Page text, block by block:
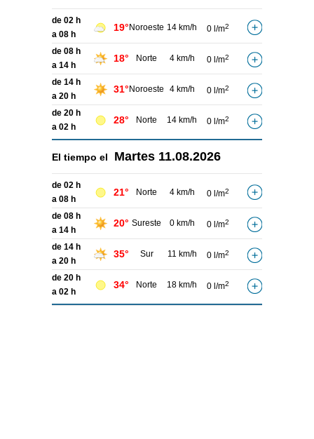
de 02 h
a 08 h
19° Noroeste 14 km/h 0 l/m2
de 08 h
a 14 h
18° Norte 4 km/h 0 l/m2
de 14 h
a 20 h
31° Noroeste 4 km/h 0 l/m2
de 20 h
a 02 h
28° Norte 14 km/h 0 l/m2
El tiempo el Martes 11.08.2026
de 02 h
a 08 h
21° Norte 4 km/h 0 l/m2
de 08 h
a 14 h
20° Sureste 0 km/h 0 l/m2
de 14 h
a 20 h
35° Sur 11 km/h 0 l/m2
de 20 h
a 02 h
34° Norte 18 km/h 0 l/m2